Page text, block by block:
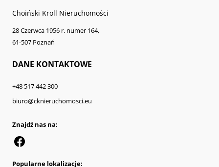
Choiński Kroll Nieruchomości
28 Czerwca 1956 r. numer 164,
61-507 Poznań
DANE KONTAKTOWE
+48 517 442 300
biuro@cknieruchomosci.eu
Znajdź nas na:
Popularne lokalizacje: